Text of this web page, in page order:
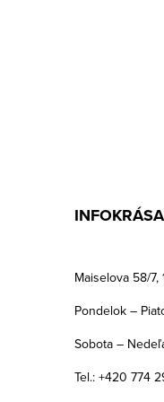
Maiselova 58/7,
Pondelok –
Sobota –
Tel.: +420 774